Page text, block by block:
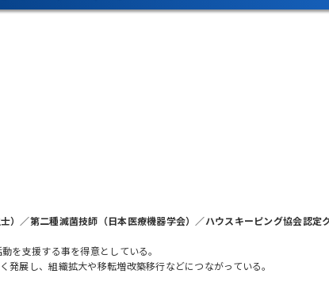
）／第二種滅菌技師（日本医療機器学会）／ハウスキーピング協会認定
を支援する事を得意としている。
展し、組織拡大や移転増改築移行などにつながっている。